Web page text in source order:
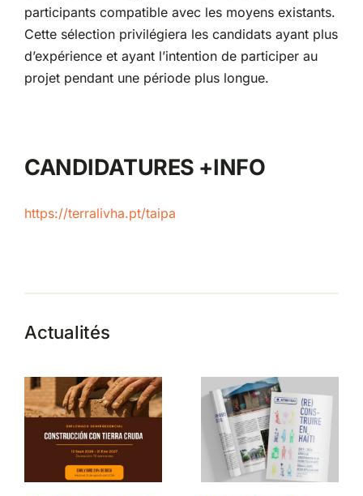
participants compatible avec les moyens existants.
Cette sélection privilégiera les candidats ayant plus
d’expérience et ayant l’intention de participer au
projet pendant une période plus longue.
CANDIDATURES +INFO
https://terralivha.pt/taipa
Actualités